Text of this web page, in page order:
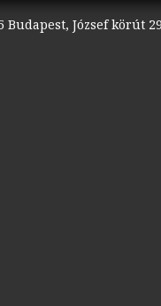
József körút